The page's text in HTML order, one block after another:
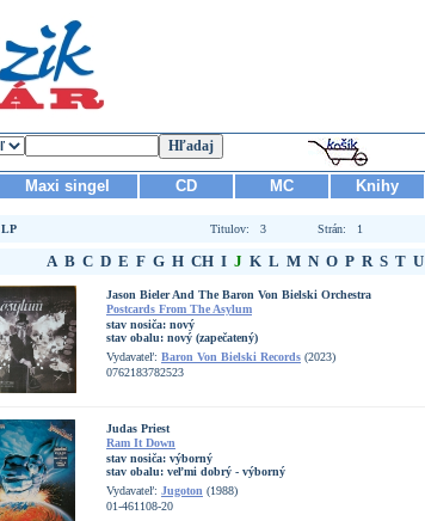
Maxi singel CD MC Knihy
LP Titulov: 3 Strán: 1
A B C D E F G H CH I J K L M N O P R S T U
Jason Bieler And The Baron Von Bielski Orchestra
Postcards From The Asylum
stav nosiča: nový
stav obalu: nový (zapečatený)
Vydavateľ: Baron Von Bielski Records (2023)
0762183782523
Judas Priest
Ram It Down
stav nosiča: výborný
stav obalu: veľmi dobrý - výborný
Vydavateľ: Jugoton (1988)
01-461108-20